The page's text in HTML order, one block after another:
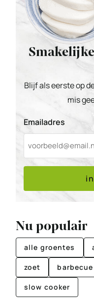
Blijf als eerste op
mis
Emailadres
Nu populair
alle groentes
zoet barbecue
slow cooker